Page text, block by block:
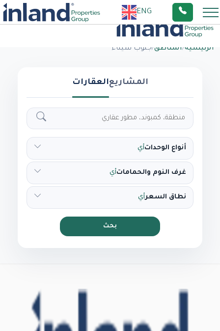
ENG
الرئيسية/المناطق/جنوب سيناء
المشاريعالعقارات
أنواع الوحداتأي
غرف النوم والحماماتأي
نطاق السعرأي
بحث